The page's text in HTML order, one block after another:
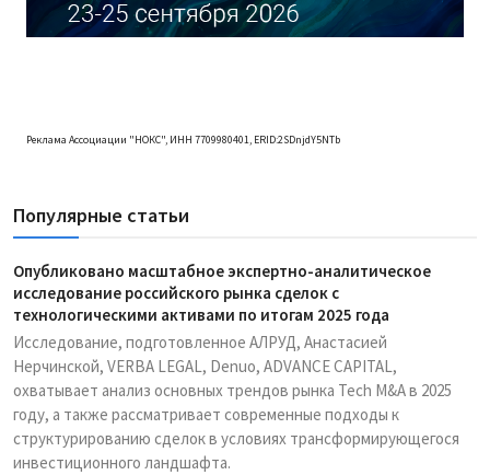
Реклама Ассоциации "НОКС", ИНН 7709980401, ERID:2SDnjdY5NTb
Популярные статьи
Опубликовано масштабное экспертно-аналитическое
исследование российского рынка сделок с
технологическими активами по итогам 2025 года
Исследование, подготовленное АЛРУД, Анастасией
Нерчинской, VERBA LEGAL, Denuo, ADVANCE CAPITAL,
охватывает анализ основных трендов рынка Tech M&A в 2025
году, а также рассматривает современные подходы к
структурированию сделок в условиях трансформирующегося
инвестиционного ландшафта.